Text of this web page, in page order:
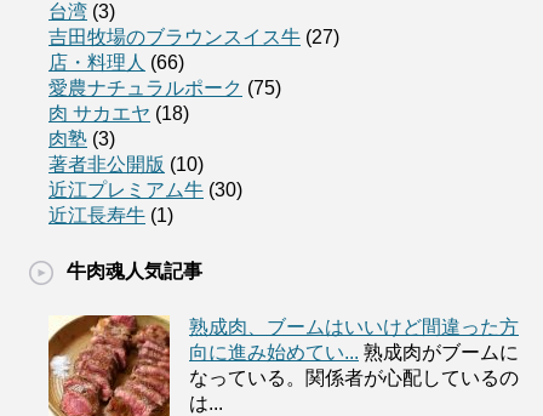
台湾 (3)
吉田牧場のブラウンスイス牛 (27)
店・料理人 (66)
愛農ナチュラルポーク (75)
肉 サカエヤ (18)
肉塾 (3)
著者非公開版 (10)
近江プレミアム牛 (30)
近江長寿牛 (1)
牛肉魂人気記事
熟成肉、ブームはいいけど間違った方
向に進み始めてい... 熟成肉がブームに
なっている。関係者が心配しているの
は...